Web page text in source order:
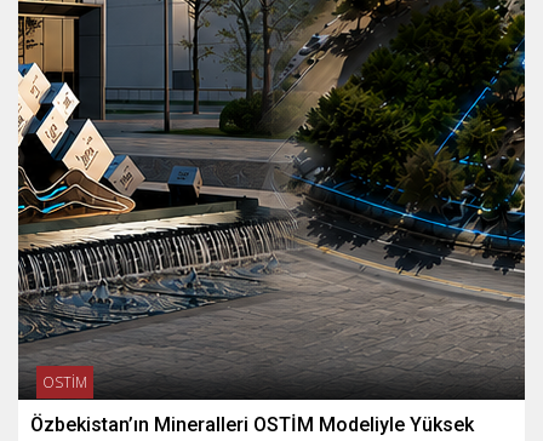
OSTİM
Özbekistan’ın Mineralleri OSTİM Modeliyle Yüksek